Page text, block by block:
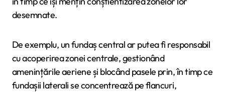
desemnate.
De exemplu, un fundaș central ar putea fi responsabil
cu acoperirea zonei centrale, gestionând
amenințările aeriene și blocând pasele prin, în timp ce
fundașii laterali se concentrează pe flancuri,